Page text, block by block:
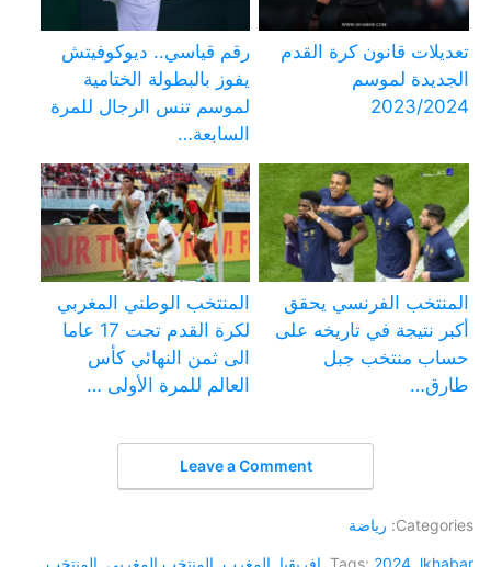
تعديلات قانون كرة القدم
الجديدة لموسم
2023/2024
رقم قياسي.. ديوكوفيتش
يفوز بالبطولة الختامية
لموسم تنس الرجال للمرة
السابعة…
المنتخب الفرنسي يحقق
أكبر نتيجة في تاريخه على
حساب منتخب جبل
طارق…
المنتخب الوطني المغربي
لكرة القدم تحت 17 عاما
الى ثمن النهائي كأس
العالم للمرة الأولى …
Leave a Comment
Categories: رياضة